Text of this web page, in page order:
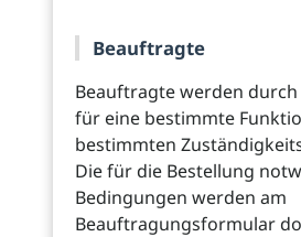
Beauftragte
Beauftragte werden
für eine bestimmte
bestimmten
Die für die Bestellung
Bedingungen werden am
Beauftragungsformular